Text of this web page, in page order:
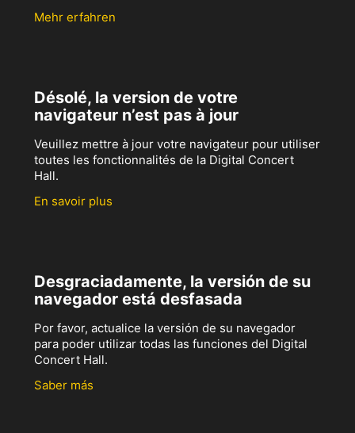
Mehr erfahren
Désolé, la version de votre
navigateur n’est pas à jour
Veuillez mettre à jour votre navigateur pour utiliser
toutes les fonctionnalités de la Digital Concert
Hall.
En savoir plus
Desgraciadamente, la versión de su
navegador está desfasada
Por favor, actualice la versión de su navegador
para poder utilizar todas las funciones del Digital
Concert Hall.
Saber más